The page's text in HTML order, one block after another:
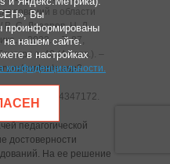
в области
В. С. Лазарев, Н. Д.
‒ 2023. ‒ Т. 87,
с. 40 (4 назв.). ‒
contents.asp?
.
педагогической
достоверности
На ее решение
Вы
проинформированы
на нашем сайте.
в настройках
конфиденциальности.